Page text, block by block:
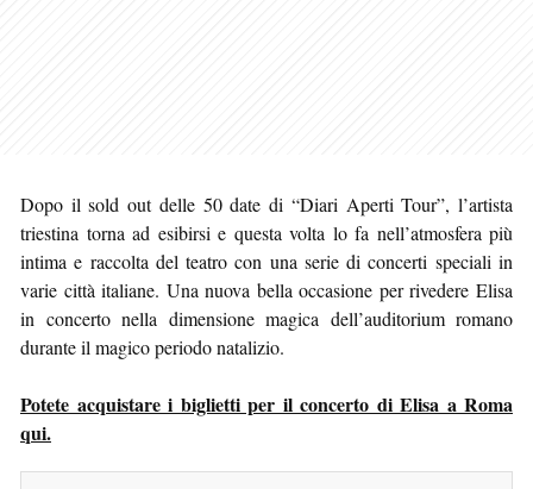
Dopo il sold out delle 50 date di “Diari Aperti Tour”, l’artista
triestina torna ad esibirsi e questa volta lo fa nell’atmosfera più
intima e raccolta del teatro con una serie di concerti speciali in
varie città italiane. Una nuova bella occasione per rivedere Elisa
in concerto nella dimensione magica dell’auditorium romano
durante il magico periodo natalizio.
Potete acquistare i biglietti per il concerto di Elisa a Roma
qui.